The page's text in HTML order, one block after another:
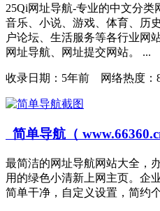
25Qi网址导航-专业的中文分类
音乐、小说、游戏、体育、历
户论坛、生活服务等各行业网
网址导航、网址提交网站。 ...
收录日期： 5年前 网络热度：
简单导航（
最简洁的网址导航网站大全，
用的绿色小清新上网主页。企
简单干净，自定义设置，简约